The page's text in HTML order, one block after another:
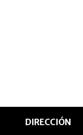
DIRECCIÓN